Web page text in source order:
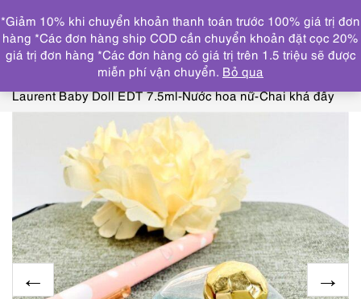
DANH MỤC
Trang chủ NƯỚC HOA
BVLGARI, YVES SAINT
LAURENT, LANCOME, BURBERRY
0264-Yves Saint
Laurent Baby Doll EDT 7.5ml-Nước hoa nữ-Chai khá đầy
*Giảm 10% khi chuyển khoản thanh toán trước 100% giá trị đơn
hàng *Các đơn hàng ship COD cần chuyển khoản đặt cọc 20%
giá trị đơn hàng *Các đơn hàng có giá trị trên 1.5 triệu sẽ được
miễn phí vận chuyển. Bỏ qua